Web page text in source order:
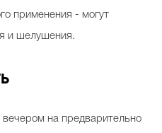
применения - могут
и шелушения.
на предварительно